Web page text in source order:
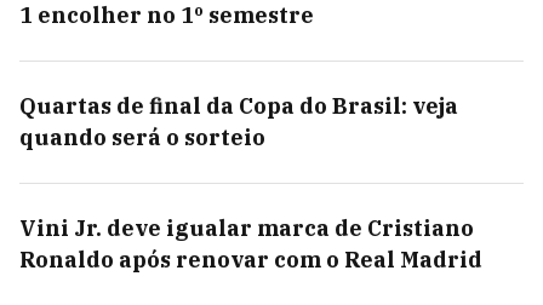
1 encolher no 1º semestre
Quartas de final da Copa do Brasil: veja
quando será o sorteio
Vini Jr. deve igualar marca de Cristiano
Ronaldo após renovar com o Real Madrid